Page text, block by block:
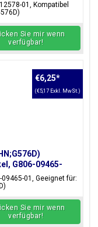
01, Kompatibel
Sie mir wenn
verfügbar!
G806-09465-
01, Geeignet für:
€6,25*
(€5,17 Exkl. MwSt.)
Sie mir wenn
verfügbar!